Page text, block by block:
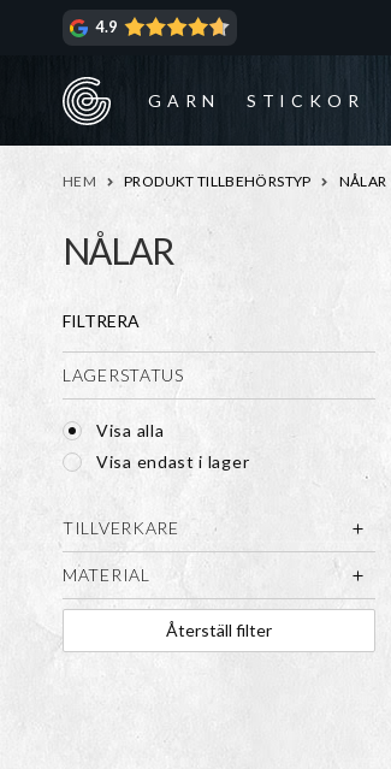
4.9
GARN STICKOR
HEM PRODUKT TILLBEHÖRSTYP NÅLAR
NÅLAR
FILTRERA
LAGERSTATUS
Visa alla
Visa endast i lager
TILLVERKARE
MATERIAL
Återställ filter